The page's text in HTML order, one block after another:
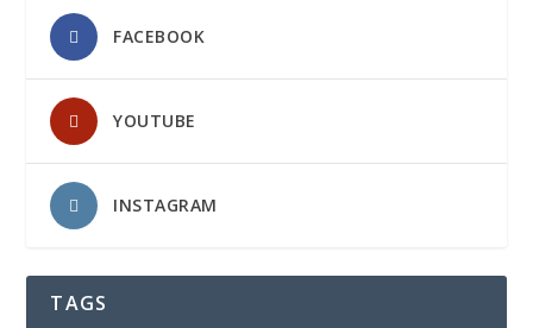
FACEBOOK
YOUTUBE
INSTAGRAM
TAGS